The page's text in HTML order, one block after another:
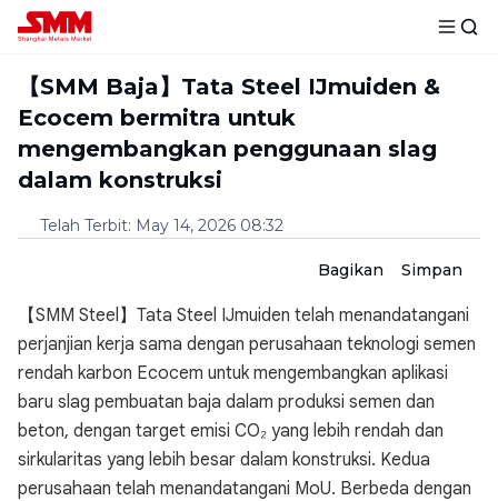
【SMM Baja】Tata Steel IJmuiden &
Ecocem bermitra untuk
mengembangkan penggunaan slag
dalam konstruksi
Telah Terbit: May 14, 2026 08:32
Bagikan Simpan
【SMM Steel】Tata Steel IJmuiden telah menandatangani
perjanjian kerja sama dengan perusahaan teknologi semen
rendah karbon Ecocem untuk mengembangkan aplikasi
baru slag pembuatan baja dalam produksi semen dan
beton, dengan target emisi CO₂ yang lebih rendah dan
sirkularitas yang lebih besar dalam konstruksi. Kedua
perusahaan telah menandatangani MoU. Berbeda dengan